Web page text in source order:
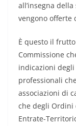
all’insegna
vengono offerte
È questo il
Commissione
indicazioni
professionali
associazioni di
che degli Ordini
Entrate-